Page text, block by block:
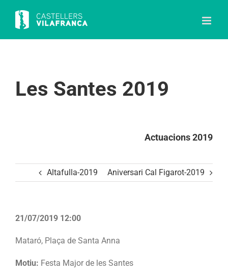
content
Les Santes 2019
Actuacions 2019
Altafulla-2019 Aniversari Cal Figarot-2019
21/07/2019 12:00
Mataró, Plaça de Santa Anna
Motiu: Festa Major de les Santes